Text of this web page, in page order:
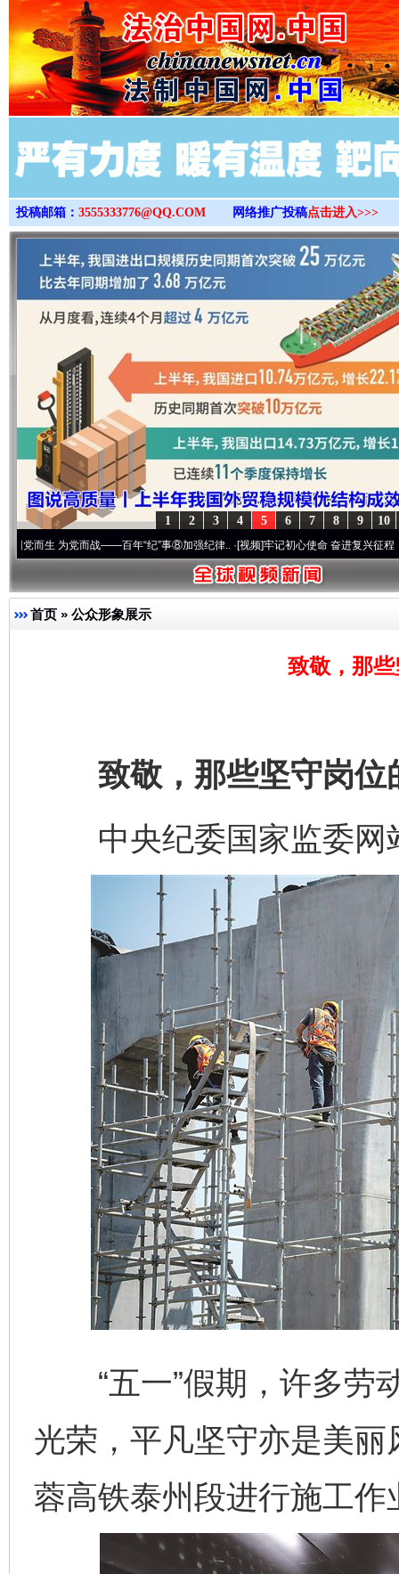
>
投稿邮箱： 3555333776@QQ.COM 网络推广投稿点击进入>>>
10
9
8
7
6
5
4
3
2
1
而战——百年“纪”事⑧加强纪律..·[视频]牢记初心使命 奋进复兴征程丨“转折之城”激
首页 » 公众形象展示
致敬，那
致敬，那些坚守岗位
中央纪委国家监委网
“五一”假期，许多劳
光荣，平凡坚守亦是美
蓉高铁泰州段进行施工